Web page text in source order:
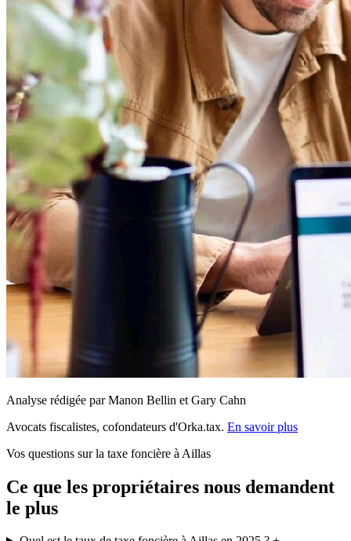
Analyse rédigée par Manon Bellin et Gary Cahn
Avocats fiscalistes, cofondateurs d'Orka.tax. En savoir plus
Vos questions sur la taxe foncière à Aillas
Ce que les propriétaires nous demandent
le plus